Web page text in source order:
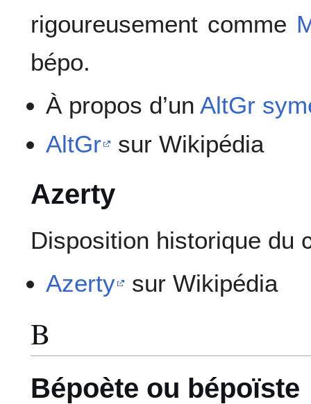
rigoureusement comme
bépo.
À propos d’unAltGr
AltGr
sur Wikipédia
Azerty
Disposition historique du
Azerty
sur Wikipédia
B
Bépoète ou bépoïste